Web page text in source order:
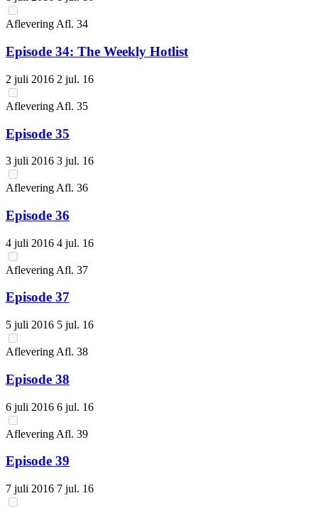
AfleveringAfl. 34
Episode 34: The Weekly Hotlist
2 juli 2016 2 jul. 16
Aflevering Afl. 35
Episode 35
3 juli 2016 3 jul. 16
Aflevering Afl. 36
Episode 36
4 juli 2016 4 jul. 16
Aflevering Afl. 37
Episode 37
5 juli 2016 5 jul. 16
Aflevering Afl. 38
Episode 38
6 juli 2016 6 jul. 16
Aflevering Afl. 39
Episode 39
7 juli 2016 7 jul. 16